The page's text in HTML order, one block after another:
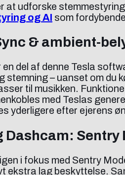
at udforske
og AI som
& ambient-
en del af denne Tesla
stemning – uanset om du
til musikken.
med Teslas
yderligere efter ejerens
Dashcam:
i fokus med Sentry
ekstra lag beskyttelse.